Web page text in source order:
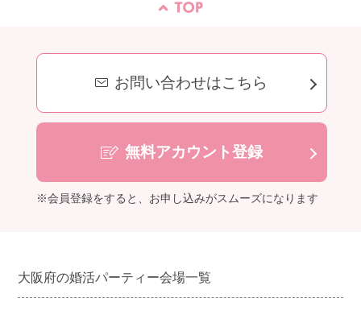
お問い合わせはこちら
無料アカウント登録
※会員登録をすると、お申し込みがスムーズになります
大阪府の婚活パーティー会場一覧